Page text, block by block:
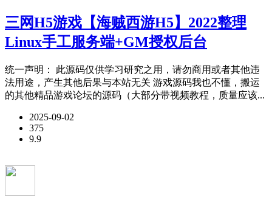
三网H5游戏【海贼西游H5】2022整理
Linux手工服务端+GM授权后台
统一声明： 此源码仅供学习研究之用，请勿商用或者其他违
法用途，产生其他后果与本站无关 游戏源码我也不懂，搬运
的其他精品游戏论坛的源码（大部分带视频教程，质量应该...
2025-09-02
375
9.9